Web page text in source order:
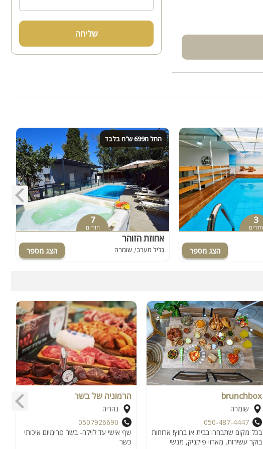
שליחה
3
חדרים
החל מ699 ש"ח בלבד
7
חדרים
אחוזת הזוהר
גליל מערבי, שומרה
brunchbox
שומרה
050-487-4447
בכל מקום שתבחרו בבית או בחוץ! ארוחות
בוקר עשירות, מארזי פיקניק, מגשי
הרמוניה של בשר
נהריה
0507926690
שף אישי עד לוילה- בשר פרימיום איכותי
כשר